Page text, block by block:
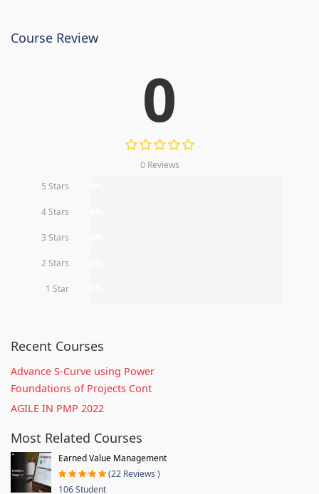
Course Review
0
0 Reviews
5 Stars
4 Stars
3 Stars
2 Stars
1 Star
Recent Courses
Advance S-Curve using Power
Foundations of Projects Cont
AGILE IN PMP 2022
Most Related Courses
Earned Value Management
(22 Reviews )
106 Student